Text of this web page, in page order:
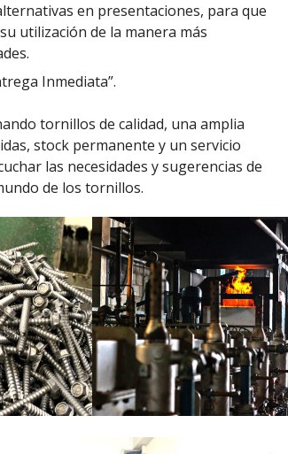
en presentaciones, para que
utilización de la manera más
Inmediata”.
tornillos de calidad, una amplia
stock permanente y un servicio
las necesidades y sugerencias de
de los tornillos.